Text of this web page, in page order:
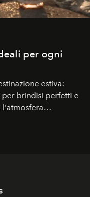
per ogni
estiva:
per brindisi perfetti e
l'atmosfera